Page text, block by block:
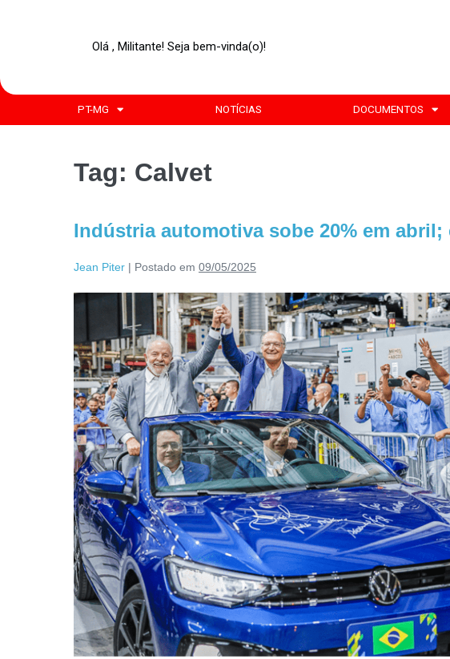
Olá , Militante! Seja bem-vinda(o)!
PT-MG NOTÍCIAS DOCUMENTOS
Tag: Calvet
Indústria automotiva sobe 20% em
Jean Piter | Postado em 09/05/2025